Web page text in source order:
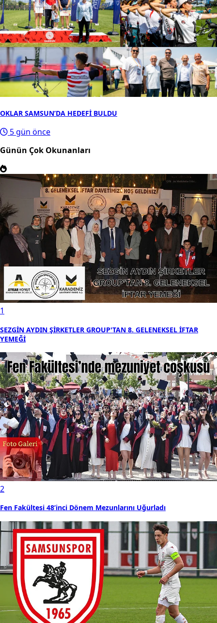
OKLAR SAMSUN’DA HEDEFİ BULDU
5 gün önce
Günün Çok Okunanları
1
SEZGİN AYDIN ŞİRKETLER GROUP'TAN 8. GELENEKSEL İFTAR
YEMEĞİ
2
Fen Fakültesi 48’inci Dönem Mezunlarını Uğurladı